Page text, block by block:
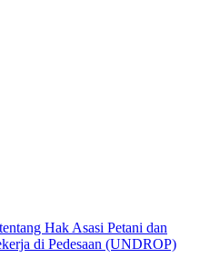
Hak Asasi Petani dan
di Pedesaan (UNDROP)